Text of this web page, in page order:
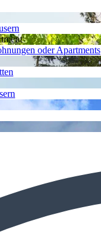
oder Apartments